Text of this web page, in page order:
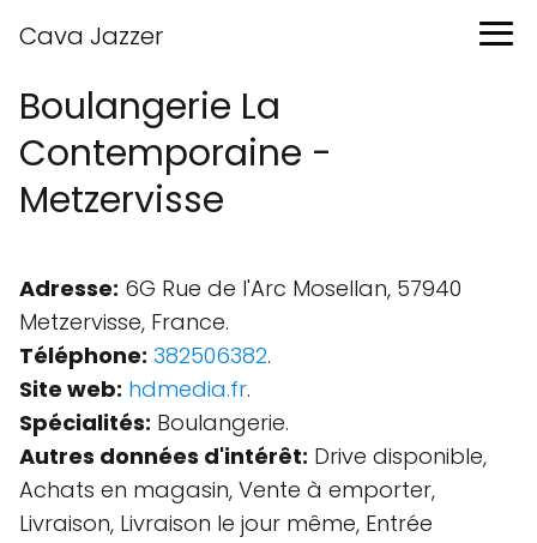
Cava Jazzer
Boulangerie La
Contemporaine -
Metzervisse
Adresse: 6G Rue de l'Arc Mosellan, 57940
Metzervisse, France.
Téléphone: 382506382.
Site web: hdmedia.fr.
Spécialités: Boulangerie.
Autres données d'intérêt: Drive disponible,
Achats en magasin, Vente à emporter,
Livraison, Livraison le jour même, Entrée